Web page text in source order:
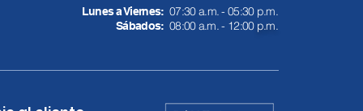
Lunes a Viernes: 07:30 a.m. - 05:30 p.m.
Sábados: 08:00 a.m. - 12:00p.m.